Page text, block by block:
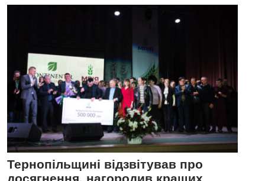
Тернопільщині відзвітував про
досягнення, нагородив кращих